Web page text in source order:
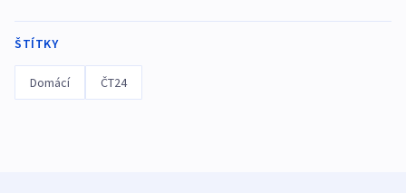
ŠTÍTKY
Domácí ČT24